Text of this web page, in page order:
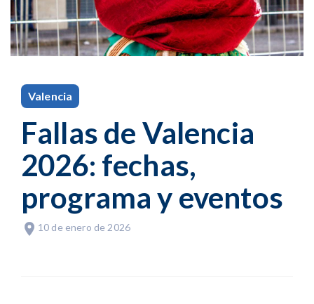
Valencia
Fallas de Valencia
2026: fechas,
programa y eventos
10 de enero de 2026